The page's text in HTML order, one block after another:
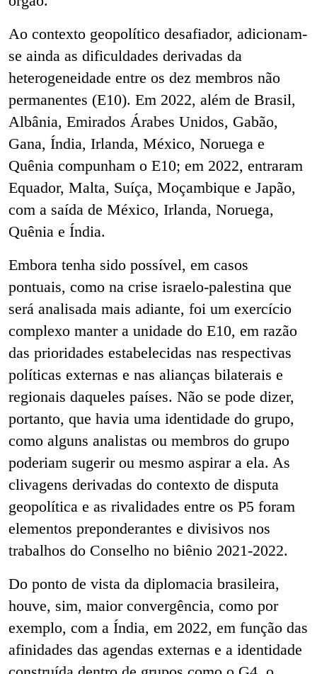
Ao contexto geopolítico desafiador, adicionam-
se ainda as dificuldades derivadas da
heterogeneidade entre os dez membros não
permanentes (E10). Em 2022, além de Brasil,
Albânia, Emirados Árabes Unidos, Gabão,
Gana, Índia, Irlanda, México, Noruega e
Quênia compunham o E10; em 2022, entraram
Equador, Malta, Suíça, Moçambique e Japão,
com a saída de México, Irlanda, Noruega,
Quênia e Índia.
Embora tenha sido possível, em casos
pontuais, como na crise israelo-palestina que
será analisada mais adiante, foi um exercício
complexo manter a unidade do E10, em razão
das prioridades estabelecidas nas respectivas
políticas externas e nas alianças bilaterais e
regionais daqueles países. Não se pode dizer,
portanto, que havia uma identidade do grupo,
como alguns analistas ou membros do grupo
poderiam sugerir ou mesmo aspirar a ela. As
clivagens derivadas do contexto de disputa
geopolítica e as rivalidades entre os P5 foram
elementos preponderantes e divisivos nos
trabalhos do Conselho no biênio 2021-2022.
Do ponto de vista da diplomacia brasileira,
houve, sim, maior convergência, como por
exemplo, com a Índia, em 2022, em função das
afinidades das agendas externas e a identidade